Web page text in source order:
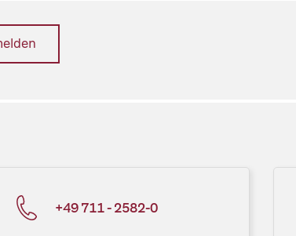
+49 711 - 2582-0